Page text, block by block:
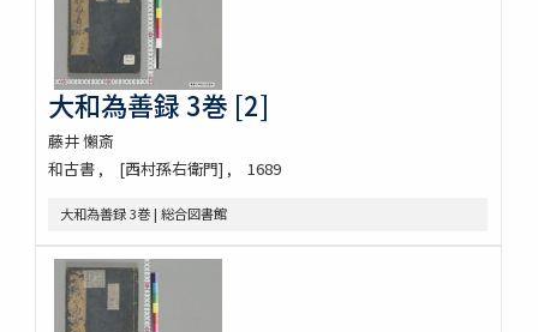
大和為善録 3巻 [2]
藤井 懶斎
和古書
[西村孫右衛門] 1689
大和為善録 3巻 | 総合図書館